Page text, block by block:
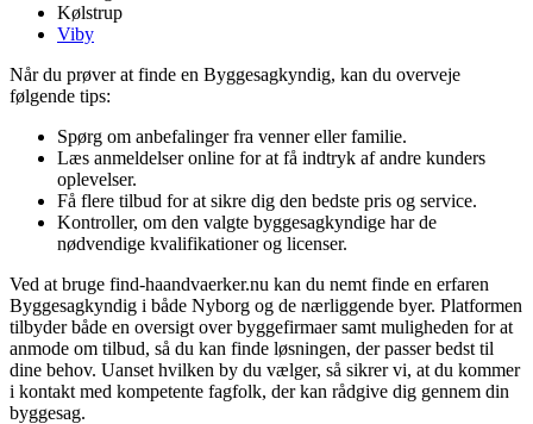
Kølstrup
Viby
Når du prøver at finde en Byggesagkyndig, kan du overveje
følgende tips:
Spørg om anbefalinger fra venner eller familie.
Læs anmeldelser online for at få indtryk af andre kunders
oplevelser.
Få flere tilbud for at sikre dig den bedste pris og service.
Kontroller, om den valgte byggesagkyndige har de
nødvendige kvalifikationer og licenser.
Ved at bruge find-haandvaerker.nu kan du nemt finde en erfaren
Byggesagkyndig i både Nyborg og de nærliggende byer. Platformen
tilbyder både en oversigt over byggefirmaer samt muligheden for at
anmode om tilbud, så du kan finde løsningen, der passer bedst til
dine behov. Uanset hvilken by du vælger, så sikrer vi, at du kommer
i kontakt med kompetente fagfolk, der kan rådgive dig gennem din
byggesag.